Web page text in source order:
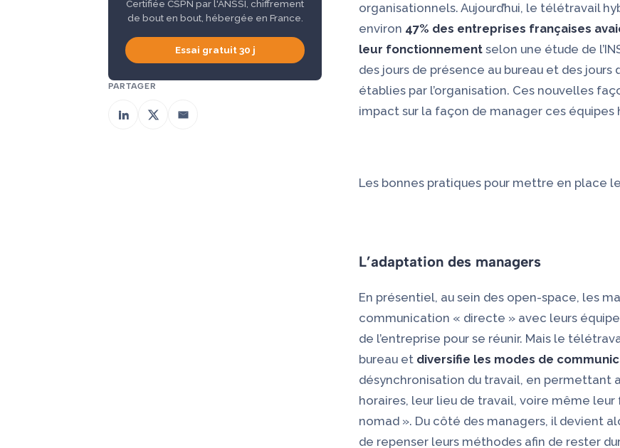
organisationnels. Aujourd’hui, le télétravail
environ 47% des entreprises françaises
leur fonctionnement selon une étude de
des jours de présence au bureau et des
établies par l’organisation. Ces nouvelles
impact sur la façon de manager ces équipes
Les bonnes pratiques pour mettre en place
L’adaptation des managers
En présentiel, au sein des open-space, les
communication « directe » avec leurs
de l’entreprise pour se réunir. Mais le
bureau et diversifie les modes de
désynchronisation du travail, en permettant
horaires, leur lieu de travail, voire même leur
nomad ». Du côté des managers, il devient
de repenser leurs méthodes afin de rester
Certifiée CSPN par l'ANSSI, chiffrement
de bout en bout, hébergée en France.
Essai gratuit 30 j
PARTAGER